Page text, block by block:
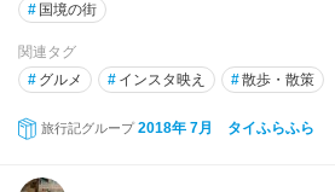
# 国境の街
関連タグ
# グルメ # インスタ映え #散歩・散策
旅行記グループ 2018年 7月 タイふらふら